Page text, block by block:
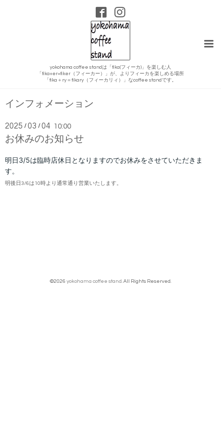
yokohama coffee standは「fika(フィーカ)」を楽しむ人
「fika+er=fiker（フィーカー）」が、よりフィーカを楽しめる場所
「fika＋ry＝fikary（フィーカリィ）」なcoffee standです。
インフォメーション
2025 /03 /04 10:00
お休みのお知らせ
明日3/5は臨時店休日となりますのでお休みをさせていただきま
す。
明後日3/6は10時より通常通り営業いたします。
©2026 yokohama coffee stand . All Rights Reserved.